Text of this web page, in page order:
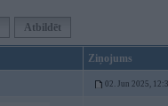
Atbildēt
Ziņojums
02. Jun 2025,